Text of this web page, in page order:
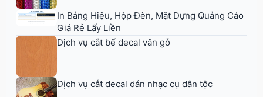
In Bảng Hiệu, Hộp Đèn, Mặt Dựng Quảng Cáo
Giá Rẻ Lấy Liền
Dịch vụ cắt bế decal vân gỗ
Dịch vụ cắt decal dán nhạc cụ dân tộc